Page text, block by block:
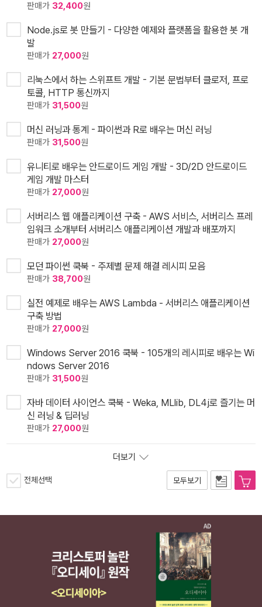
판매가 32,400원
Node.js로 봇 만들기 - 다양한 예제와 플랫폼을 활용한 봇 개
발
판매가 27,000원
리눅스에서 하는 스위프트 개발 - 기본 문법부터 클로저, 프로
토콜, HTTP 통신까지
판매가 31,500원
머신 러닝과 통계 - 파이썬과 R로 배우는 머신 러닝
판매가 31,500원
유니티로 배우는 안드로이드 게임 개발 - 3D/2D 안드로이드
게임 개발 마스터
판매가 27,000원
서버리스 웹 애플리케이션 구축 - AWS 서비스, 서버리스 프레
임워크 소개부터 서버리스 애플리케이션 개발과 배포까지
판매가 27,000원
모던 파이썬 쿡북 - 주제별 문제 해결 레시피 모음
판매가 38,700원
실전 예제로 배우는 AWS Lambda - 서버리스 애플리케이션
구축 방법
판매가 27,000원
Windows Server 2016 쿡북 - 105개의 레시피로 배우는 Wi
ndows Server 2016
판매가 31,500원
자바 데이터 사이언스 쿡북 - Weka, MLlib, DL4j로 즐기는 머
신 러닝 & 딥러닝
판매가 27,000원
더보기
전체선택 모두보기